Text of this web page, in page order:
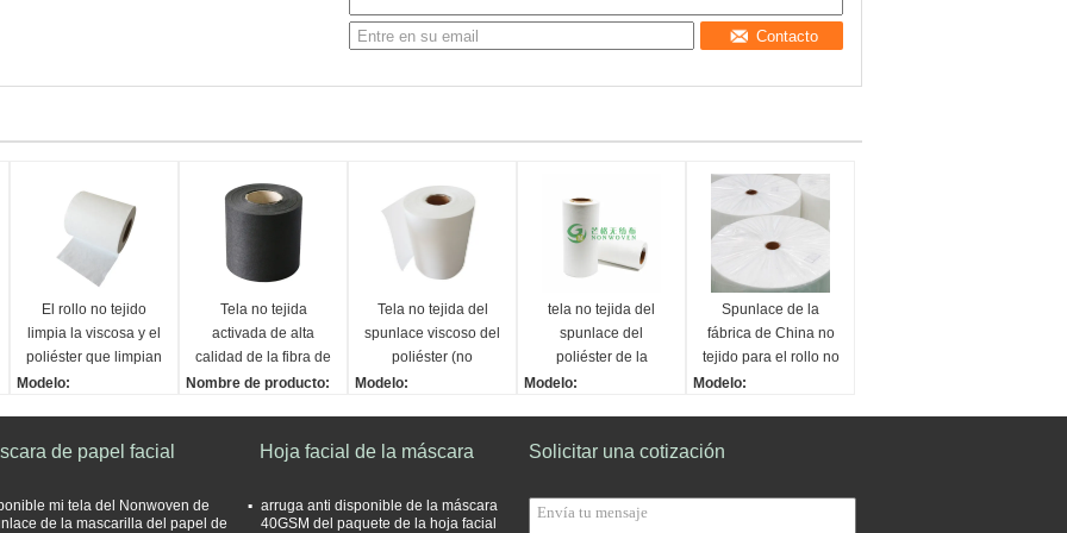
Contacto
El rollo no tejido
limpia la viscosa y el
poliéster que limpian
la tela no tejida de
Modelo:
Modificado para requisi
Uso:
Hospital, hogar
Tela no tejida
activada de alta
calidad de la fibra de
carbono del filtro del
Nombre de producto:
Tecnología:
Composición:
carbono actived
Tela no tejida del
spunlace viscoso del
poliéster (no
tejida/no tejida/rollo)
Modelo:
Modificado para requisi
Uso:
Hospital, hogar
tela no tejida del
spunlace del
poliéster de la
viscosa el 80% del
Modelo:
Modificado para requisi
Uso:
Spunlace de la
fábrica de China no
tejido para el rollo no
tejido del spunlace
mojado-trapos
Modelo:
Modificado para requisi
Uso:
de papel facial
mi tela del Nonwoven de
de la mascarilla del papel de
Hoja facial de la máscara
arruga anti disponible de la máscara
40GSM del paquete de la hoja facial
Solicitar una cotización